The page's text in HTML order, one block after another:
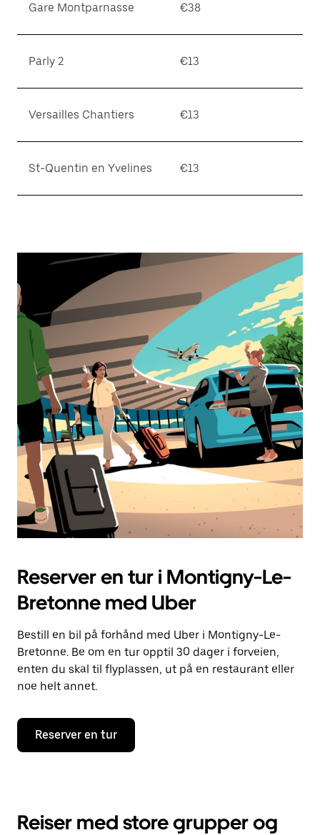
Gare Montparnasse €38
Parly 2 €13
Versailles Chantiers €13
St-Quentin en Yvelines €13
Reserver en tur i Montigny-Le-
Bretonne med Uber
Bestill en bil på forhånd med Uber i Montigny-Le-
Bretonne. Be om en tur opptil 30 dager i forveien,
enten du skal til flyplassen, ut på en restaurant eller
noe helt annet.
Reserver en tur
Reiser med store grupper og